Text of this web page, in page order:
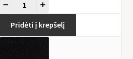
Pridėti į krepšelį